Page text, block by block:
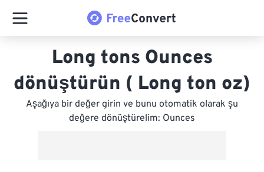
Long tons Ounces
dönüştürün ( Long ton oz)
Aşağıya bir değer girin ve bunu otomatik olarak şu
değere dönüştürelim: Ounces